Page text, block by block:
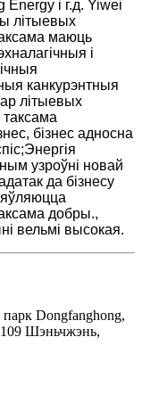
і г.д. Yiwei
літыевых
маюць
і
канкурэнтныя
літыевых
таксама
бізнес адносна
узроўні новай
да бізнесу
добры.,
вельмі высокая.
Dongfanghong,
Шэньчжэнь,